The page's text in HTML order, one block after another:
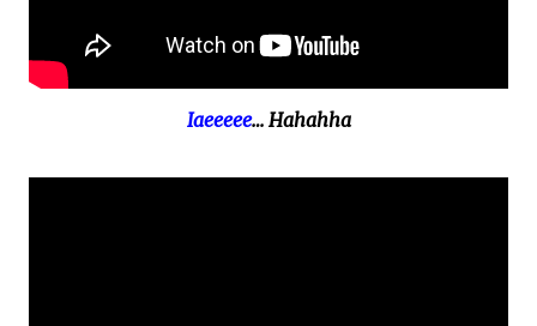
Iaeeeee… Hahahha